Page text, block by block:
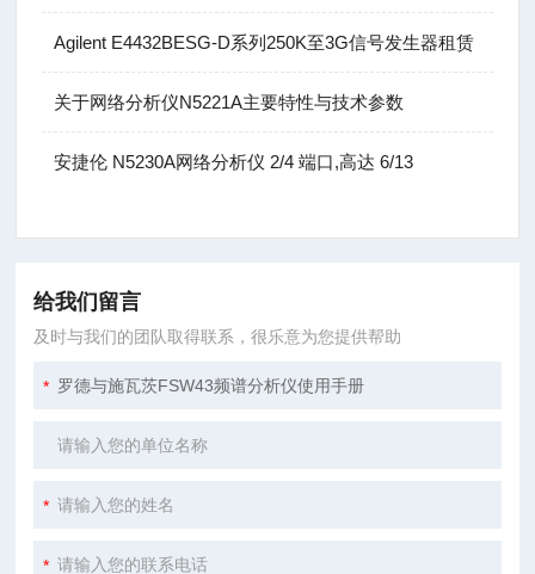
Agilent E4432BESG-D系列250K至3G信号发生器租赁
关于网络分析仪N5221A主要特性与技术参数
安捷伦 N5230A网络分析仪 2/4 端口,高达 6/13
给我们留言
及时与我们的团队取得联系，很乐意为您提供帮助